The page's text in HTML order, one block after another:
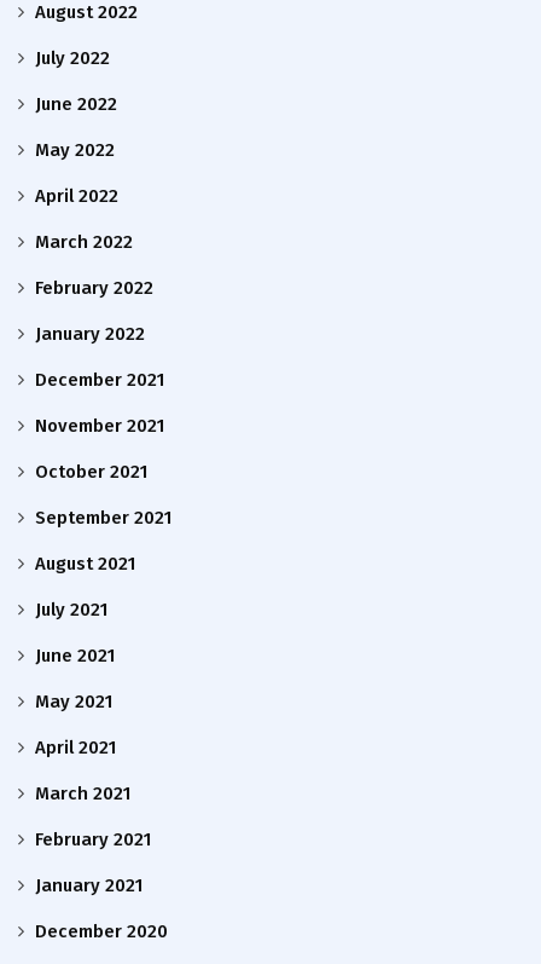
August 2022
July 2022
June 2022
May 2022
April 2022
March 2022
February 2022
January 2022
December 2021
November 2021
October 2021
September 2021
August 2021
July 2021
June 2021
May 2021
April 2021
March 2021
February 2021
January 2021
December 2020